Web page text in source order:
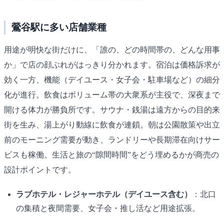
鶯谷駅に多い店舗業種
用途が明快な街だけに、「誰の、どの時間帯の、どんな用事
か」で店の顔ぶれがはっきり分かれます。宿泊は価格訴求が
効く一方、機能（デイユース・女子会・駐車場など）の細分
化が進行。飲食はボリューム帯の大衆系が主役で、深夜まで
開ける体力が勝負所です。サウナ・銭湯は遠方からの目的来
街を生み、湯上がり動線に飲食が連鎖。朝は公園散策や出立
前のモーニング需要が動き、ランドリーや長期滞在向けサー
ビスも稼働。生活と旅の“隙間時間”をどう埋めるかが商売の
設計ポイントです。
ラブホテル・レジャーホテル（デイユース含む）
：北口
の集積と夜間需要、女子会・推し活など用途拡張。